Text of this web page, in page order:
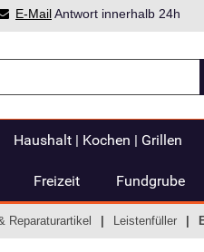
E-MailAntwort innerhalb 24h
Haushalt | Kochen | Grillen
Freizeit Fundgrube
Reparaturartikel Leistenfüller